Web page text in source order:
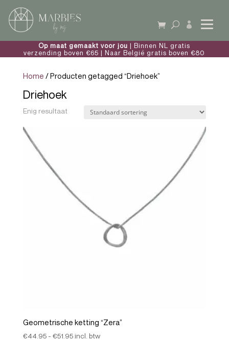

Op maat gemaakt voor jou | Binnen NL gratis
verzending boven €65 | Naar België gratis boven €80
Home / Producten getagged “Driehoek”
Driehoek
Enig resultaat
Geometrische ketting “Zera”
€44.95 - €51.95Prijsklasse:
incl. btw